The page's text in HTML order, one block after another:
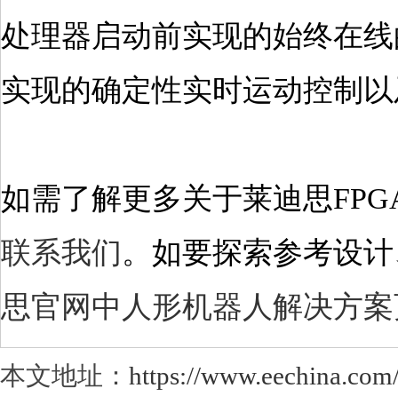
处理器启动前实现的始终在
实现的确定性实时运动控制
如需了解更多关于莱迪思
联系我们。如要探索参考设
思官网中人形机器人解决方
本文地址： https://